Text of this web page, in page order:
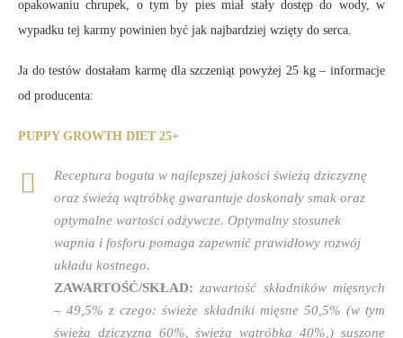
opakowaniu chrupek, o tym by pies miał stały dostęp do wody, w
wypadku tej karmy powinien być jak najbardziej wzięty do serca.
Ja do testów dostałam karmę dla szczeniąt powyżej 25 kg – informacje
od producenta:
PUPPY GROWTH DIET 25+
Receptura bogata w najlepszej jakości świeżą dziczyznę
oraz świeżą wątróbkę gwarantuje doskonały smak oraz
optymalne wartości odżywcze. Optymalny stosunek
wapnia i fosforu pomaga zapewnić prawidłowy rozwój
układu kostnego.
ZAWARTOŚĆ/SKŁAD: zawartość składników mięsnych
– 49,5% z czego: świeże składniki mięsne 50,5% (w tym
świeża dziczyzna 60%, świeża wątróbka 40%,) suszone